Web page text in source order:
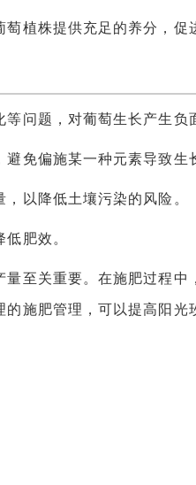
株提供充足的养分，促
问题，对葡萄生长产生负
免偏施某一种元素导致生
以降低土壤污染的风险。
肥效。
至关重要。在施肥过程中
施肥管理，可以提高阳光